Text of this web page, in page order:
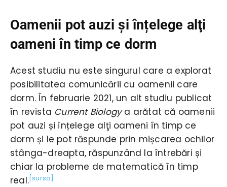
Oamenii pot auzi și înțelege alţi
oameni în timp ce dorm
Acest studiu nu este singurul care a explorat
posibilitatea comunicării cu oamenii care
dorm. În februarie 2021, un alt studiu publicat
în revista Current Biologya arătat că oamenii
pot auzi și înțelege alţi oameni în timp ce
dorm și le pot răspunde prin mișcarea ochilor
stânga-dreapta, răspunzând la întrebări și
chiar la probleme de matematică în timp
real. [sursa]